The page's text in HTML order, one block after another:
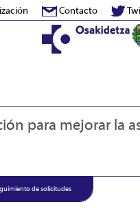
Contacto
para mejorar la
de solicitudes